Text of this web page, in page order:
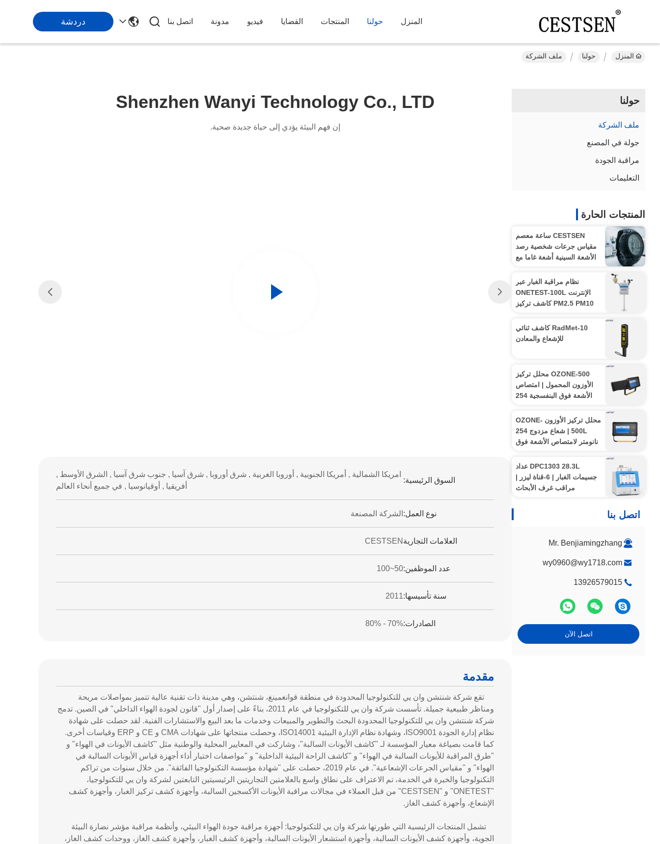
المنزل حولنا المنتجات القضايا فيديو مدونة اتصل بنا دردشة
المنزل حولنا ملف الشركة
حولنا
ملف الشركة
جولة في المصنع
مراقبة الجودة
التعليمات
المنتجات الحارة
CESTSEN ساعة معصم
مقياس جرعات شخصية رصد
الأشعة السينية أشعة غاما مع
نظام مراقبة الغبار عبر
الإنترنت ONETEST-100L
PM2.5 PM10 كاشف تركيز
RadMet-10 كاشف ثنائي
للإشعاع والمعادن
OZONE-500 محلل تركيز
الأوزون المحمول | امتصاص
الأشعة فوق البنفسجية 254
محلل تركيز الأوزون OZONE-
500L | شعاع مزدوج 254
نانومتر لامتصاص الأشعة فوق
DPC1303 28.3L عداد
جسيمات الغبار | 6-قناة ليزر |
مراقب غرف الأبحاث
اتصل بنا
Mr. Benjiamingzhang
wy0960@wy1718.com
13926579015
اتصل الآن
Shenzhen Wanyi Technology Co., LTD
إن فهم البيئة يؤدي إلى حياة جديدة صحية.
السوق الرئيسية:
امريكا الشمالية , أمريكا الجنوبية , أوروبا الغربية , شرق أوروبا , شرق آسيا , جنوب شرق آسيا , الشرق الأوسط ,
أفريقيا , أوقيانوسيا , في جميع أنحاء العالم
نوع العمل: الشركة المصنعة
العلامات التجارية CESTSEN
عدد الموظفين:50~100
سنة تأسيسها:2011
الصادرات:70% - 80%
مقدمة
تقع شركة شنتشن وان يي للتكنولوجيا المحدودة في منطقة قوانغمينغ، شنتشن، وهي مدينة ذات تقنية عالية تتميز بمواصلات مريحة
ومناظر طبيعية جميلة. تأسست شركة وان يي للتكنولوجيا في عام 2011، بناءً على إصدار أول "قانون لجودة الهواء الداخلي" في الصين. تدمج
شركة شنتشن وان يي للتكنولوجيا المحدودة البحث والتطوير والمبيعات وخدمات ما بعد البيع والاستشارات الفنية. لقد حصلت على شهادة
نظام إدارة الجودة ISO9001، وشهادة نظام الإدارة البيئية ISO14001، وحصلت منتجاتها على شهادات CMA و CE و ERP وقياسات أخرى.
كما قامت بصياغة معيار المؤسسة لـ "كاشف الأيونات السالبة"، وشاركت في المعايير المحلية والوطنية مثل "كاشف الأيونات في الهواء" و
"طرق المراقبة للأيونات السالبة في الهواء" و "كاشف الراحة البيئية الداخلية" و "مواصفات اختبار أداء أجهزة قياس الأيونات السالبة في
الهواء" و "مقياس الجرعات الإشعاعية". في عام 2019، حصلت على "شهادة مؤسسة التكنولوجيا الفائقة". من خلال سنوات من تراكم
التكنولوجيا والخبرة في الخدمة، تم الاعتراف على نطاق واسع بالعلامتين التجاريتين الرئيسيتين التابعتين لشركة وان يي للتكنولوجيا،
"ONETEST" و "CESTSEN" من قبل العملاء في مجالات مراقبة الأيونات الأكسجين السالبة، وأجهزة كشف تركيز الغبار، وأجهزة كشف
الإشعاع، وأجهزة كشف الغاز.
تشمل المنتجات الرئيسية التي طورتها شركة وان يي للتكنولوجيا: أجهزة مراقبة جودة الهواء البيئي، وأنظمة مراقبة مؤشر نضارة البيئة
الجوية، وأجهزة كشف الأيونات السالبة، وأجهزة استشعار الأيونات السالبة، وأجهزة كشف الغبار، وأجهزة كشف الغاز، ووحدات كشف الغاز،